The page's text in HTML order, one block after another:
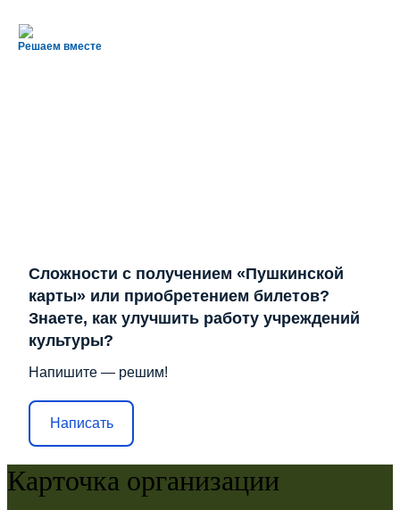
Решаем вместе
Сложности с получением «Пушкинской
карты» или приобретением билетов?
Знаете, как улучшить работу учреждений
культуры?
Напишите — решим!
Написать
Карточка организации